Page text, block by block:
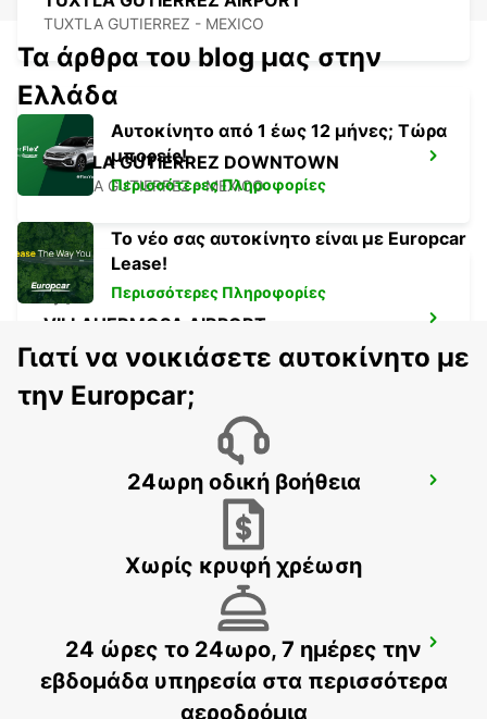
TUXTLA GUTIERREZ - MEXICO
TUXTLA GUTIERREZ DOWNTOWN
TUXTLA GUTIERREZ - MEXICO
VILLAHERMOSA AIRPORT
VILLAHERMOSA - MEXICO
CIUDAD DEL CARMEN INTL AIRPORT
CIUDAD DEL CARMEN - MEXICO
CIUDAD DEL CARMEN DOWNTOWN
CIUDAD DEL CARMEN - MEXICO
Τα άρθρα του blog μας στην
Ελλάδα
Αυτοκίνητο από 1 έως 12 μήνες; Τώρα
μπορείς!
Περισσότερες Πληροφορίες
Το νέο σας αυτοκίνητο είναι με Europcar
Lease!
Περισσότερες Πληροφορίες
Γιατί να νοικιάσετε αυτοκίνητο με
την Europcar;
24ωρη οδική βοήθεια
Χωρίς κρυφή χρέωση
24 ώρες το 24ωρο, 7 ημέρες την
εβδομάδα υπηρεσία στα περισσότερα
αεροδρόμια